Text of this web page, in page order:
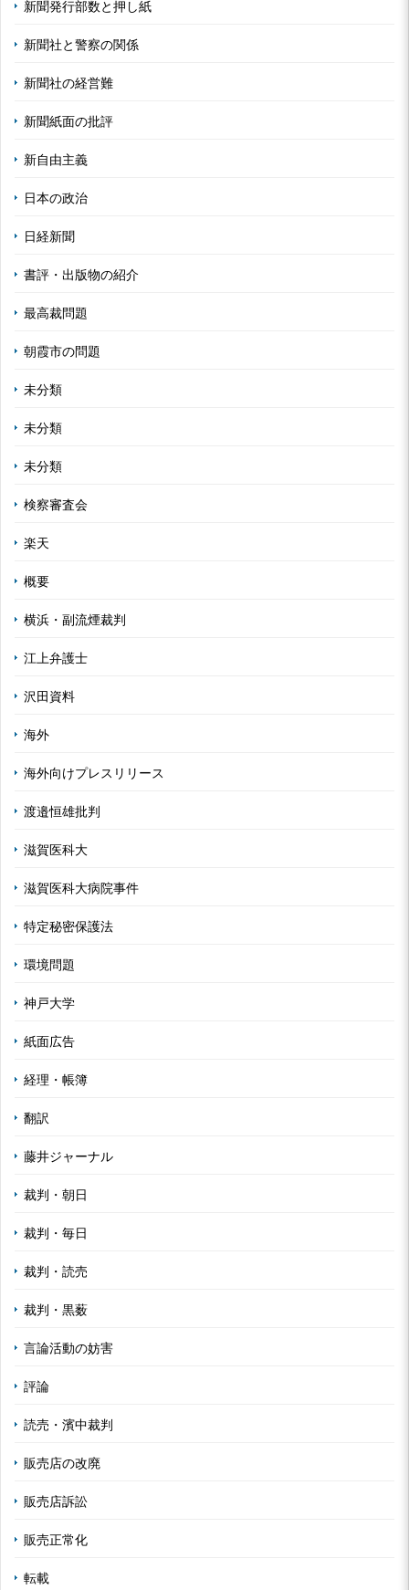
新聞発行部数と押し紙
新聞社と警察の関係
新聞社の経営難
新聞紙面の批評
新自由主義
日本の政治
日経新聞
書評・出版物の紹介
最高裁問題
朝霞市の問題
未分類
未分類
未分類
検察審査会
楽天
概要
横浜・副流煙裁判
江上弁護士
沢田資料
海外
海外向けプレスリリース
渡邉恒雄批判
滋賀医科大
滋賀医科大病院事件
特定秘密保護法
環境問題
神戸大学
紙面広告
経理・帳簿
翻訳
藤井ジャーナル
裁判・朝日
裁判・毎日
裁判・読売
裁判・黒薮
言論活動の妨害
評論
読売・濱中裁判
販売店の改廃
販売店訴訟
販売正常化
転載